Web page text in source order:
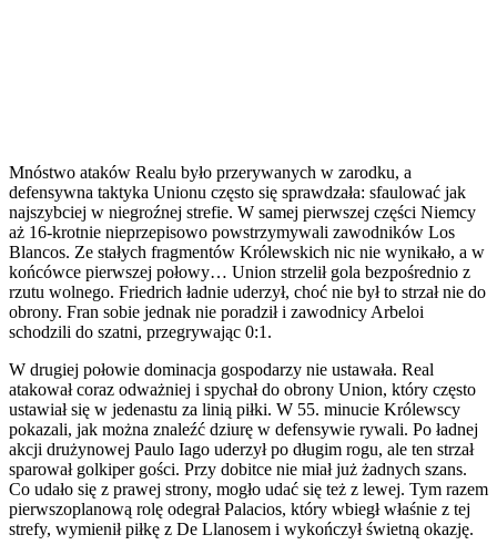
Mnóstwo ataków Realu było przerywanych w zarodku, a
defensywna taktyka Unionu często się sprawdzała: sfaulować jak
najszybciej w niegroźnej strefie. W samej pierwszej części Niemcy
aż 16-krotnie nieprzepisowo powstrzymywali zawodników Los
Blancos. Ze stałych fragmentów Królewskich nic nie wynikało, a w
końcówce pierwszej połowy… Union strzelił gola bezpośrednio z
rzutu wolnego. Friedrich ładnie uderzył, choć nie był to strzał nie do
obrony. Fran sobie jednak nie poradził i zawodnicy Arbeloi
schodzili do szatni, przegrywając 0:1.
W drugiej połowie dominacja gospodarzy nie ustawała. Real
atakował coraz odważniej i spychał do obrony Union, który często
ustawiał się w jedenastu za linią piłki. W 55. minucie Królewscy
pokazali, jak można znaleźć dziurę w defensywie rywali. Po ładnej
akcji drużynowej Paulo Iago uderzył po długim rogu, ale ten strzał
sparował golkiper gości. Przy dobitce nie miał już żadnych szans.
Co udało się z prawej strony, mogło udać się też z lewej. Tym razem
pierwszoplanową rolę odegrał Palacios, który wbiegł właśnie z tej
strefy, wymienił piłkę z De Llanosem i wykończył świetną okazję.